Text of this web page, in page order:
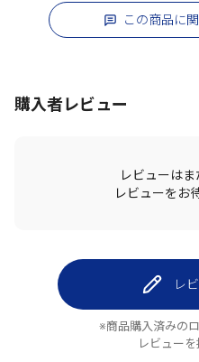
この商品に
購入者レビュー
レビューはま
レビューをお
レ
※商品購入済みの
レビュー